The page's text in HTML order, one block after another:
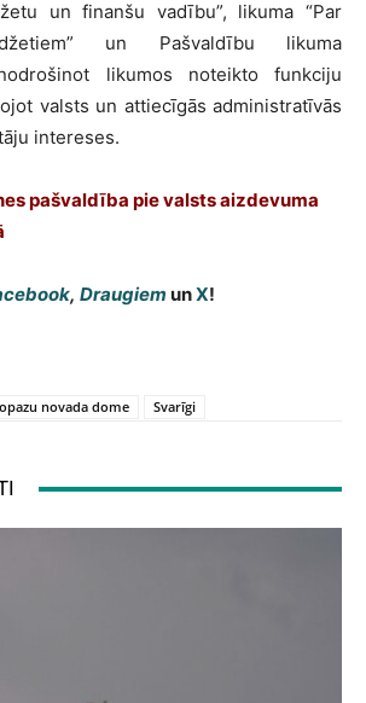
un finanšu vadību”, likuma “Par
un Pašvaldību likuma
likumos noteikto funkciju
valsts un attiecīgās administratīvās
intereses.
pašvaldība pie valsts aizdevuma
, Draugiem unX!
novada dome Svarīgi